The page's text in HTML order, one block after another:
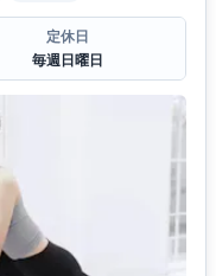
定休日
毎週日曜日